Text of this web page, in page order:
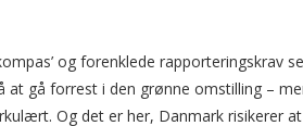
og forenklede rapporteringskrav
at gå forrest i den grønne omstilling –
Og det er her, Danmark risikerer at